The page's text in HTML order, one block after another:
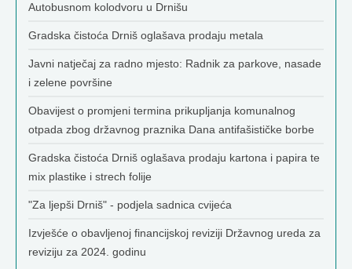
Autobusnom kolodvoru u Drnišu
Gradska čistoća Drniš oglašava prodaju metala
Javni natječaj za radno mjesto: Radnik za parkove, nasade
i zelene površine
Obavijest o promjeni termina prikupljanja komunalnog
otpada zbog državnog praznika Dana antifašističke borbe
Gradska čistoća Drniš oglašava prodaju kartona i papira te
mix plastike i strech folije
"Za ljepši Drniš" - podjela sadnica cvijeća
Izvješće o obavljenoj financijskoj reviziji Državnog ureda za
reviziju za 2024. godinu